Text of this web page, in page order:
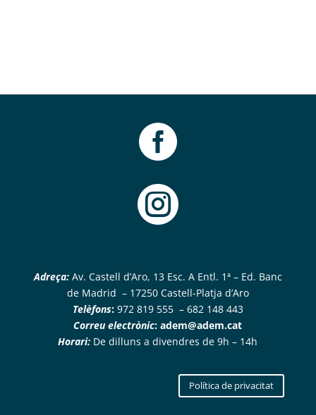


Adreça:Av. Castell d’Aro, 13 Esc. A Entl. 1ª – Ed. Banc
de Madrid – 17250 Castell-Platja d’Aro
Telèfons:972 819 555 – 682 148 443
Correu electrònic:adem@adem.cat
Horari: De dilluns a divendres de 9h – 14h
Política de privacitat